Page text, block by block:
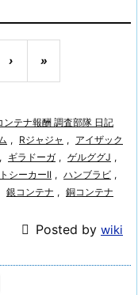
› »
ンテナ報酬 調査部隊 日記
, Rジャジャ ,
アイザック
, ギラドーガ , ゲルググJ ,
シーカーII , ハンブラビ ,
銀コンテナ , 銅コンテナ
 Posted by wiki